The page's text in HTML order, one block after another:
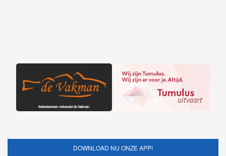
DOWNLOAD NU ONZE APP!